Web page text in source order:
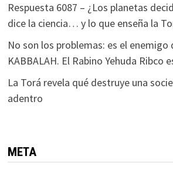
Respuesta 6087 – ¿Los planetas
dice la ciencia… y lo que enseña la
No son los problemas: es el
KABBALAH. El Rabino Yehuda Ribco
La Torá revela qué destruye una
adentro
META